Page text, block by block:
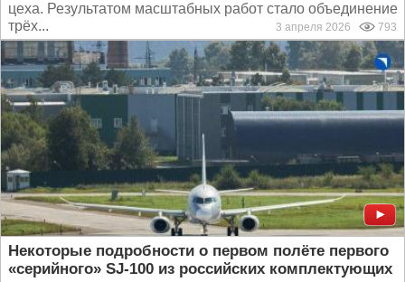
цеха. Результатом масштабных работ стало объединение
трёх...
3 апреля 2026 793
Некоторые подробности о первом полёте первого
«серийного» SJ-100 из российских комплектующих